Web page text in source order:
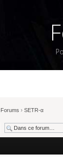
Forums › SETR-α